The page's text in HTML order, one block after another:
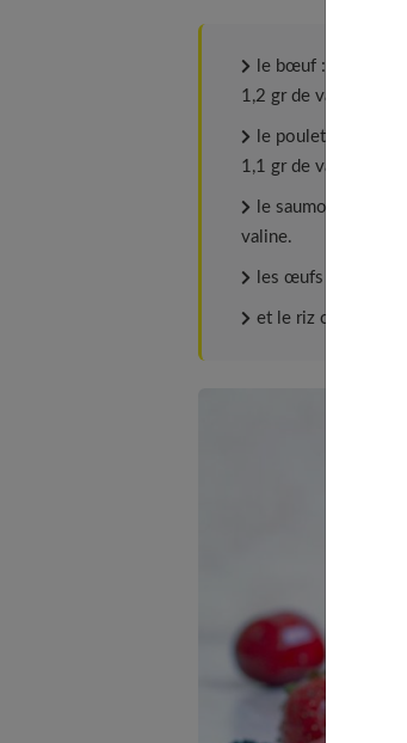
le bœuf : pour 100
1,2 gr de valine.
le poulet : pour
1,1 gr de valine.
le saumon
valine.
les œufs
et le riz contient